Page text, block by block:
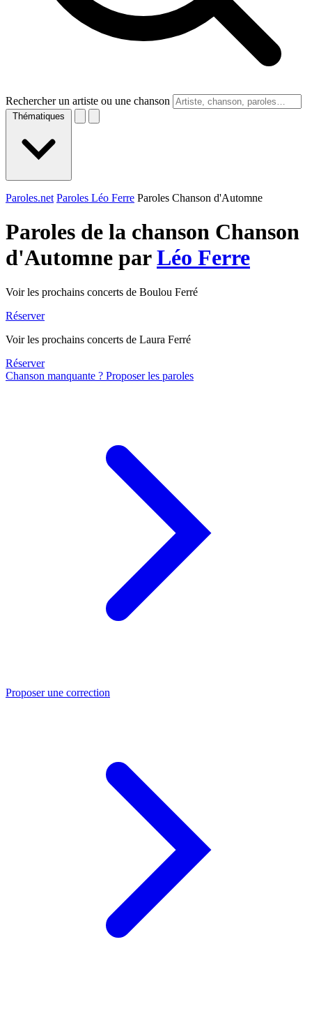
Rechercher un artiste ou une chanson
Thématiques
Paroles.net Paroles Léo Ferre Paroles Chanson d'Automne
Paroles de la chanson Chanson
d'Automne parLéo Ferre
Voir les prochains concerts de Boulou Ferré
Réserver
Voir les prochains concerts de Laura Ferré
Réserver
Chanson manquante ? Proposer les paroles
Proposer une correction